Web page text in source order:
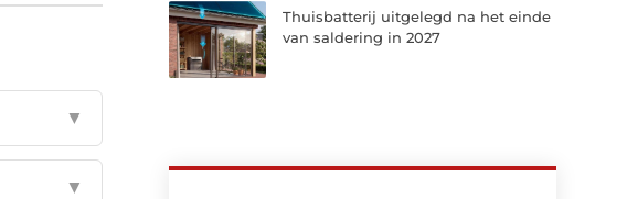
▼
▼
Thuisbatterij uitgelegd na het einde
van saldering in 2027